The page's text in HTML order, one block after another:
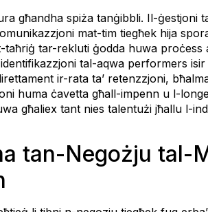
għandha spiża tanġibbli. Il-ġestjoni
mat-tim tiegħek hija
tar-rekluti ġodda huwa
tal-aqwa performers
ir-rata ta’ retenzzjoni,
huma ċavetta għall-impenn u l-
għaliex tant nies talentużi jħallu l-
tan-Negożju tal-